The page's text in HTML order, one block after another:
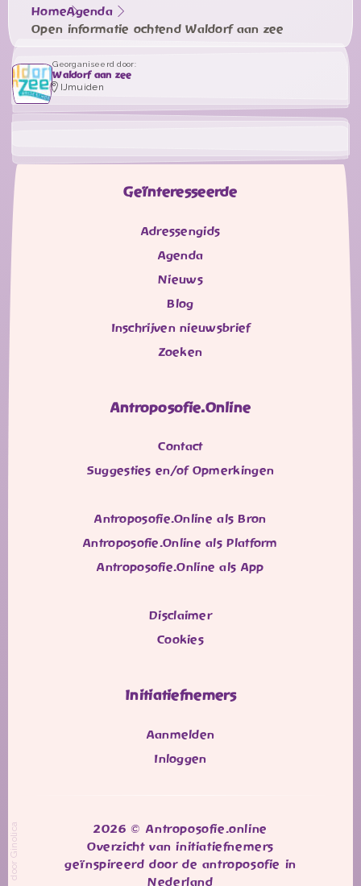
Georganiseerd door:
Waldorf aan zee
IJmuiden
HomeAgenda
Open informatie ochtend Waldorf aan zee
Geïnteresseerde
Adressengids
Agenda
Nieuws
Blog
Inschrijven nieuwsbrief
Zoeken
Antroposofie.Online
Contact
Suggesties en/of Opmerkingen
Antroposofie.Online als Bron
Antroposofie.Online als Platform
Antroposofie.Online als App
Disclaimer
Cookies
Initiatiefnemers
Aanmelden
Inloggen
2026 © Antroposofie.online
Overzicht van initiatiefnemers
geïnspireerd door de antroposofie in
Nederland
door Ginolica